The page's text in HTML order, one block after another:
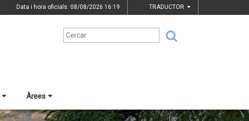
Data i hora oficials: 08/08/2026 16:19 TRADUCTOR
Àrees